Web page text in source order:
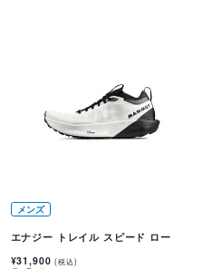
メンズ
エナジー トレイル スピード ロー
¥31,900(税込)